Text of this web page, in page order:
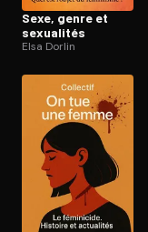
Sexe, genre et
sexualités
Elsa Dorlin